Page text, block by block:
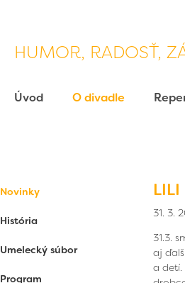
HUMOR, RADOSŤ,
Úvod O divadle
LILI
31. 3.
31.3.
aj
a detí.
Novinky
História
Umelecký súbor
Program